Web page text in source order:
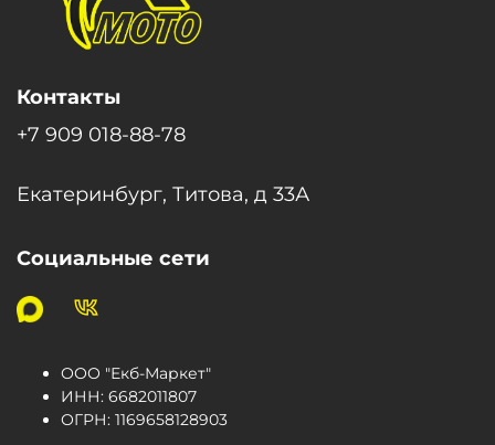
Контакты
+7 909 018-88-78
Екатеринбург, Титова, д 33А
Социальные сети
ООО "Екб-Маркет"
ИНН: 6682011807
ОГРН: 1169658128903